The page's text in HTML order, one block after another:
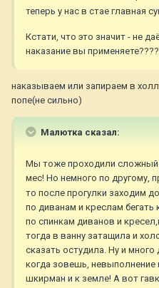
теперь у нас в стае главная
Кстати, что это значит - не
наказание вы применяете????
наказываем или запираем в
попе(не сильно)
Малютка сказал:
Мы тоже проходили сложный
мес! Но немного по другому,
то после прогулки заходим
по диванам и креслам бегать
по спинкам диванов и
тогда в ванну затащила и
сказать остудила. Ну и много
когда зовешь,
шкирман и к земле! А вот